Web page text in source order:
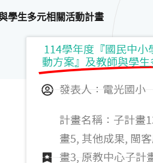
學生多元相關活動計畫
114學年度『國民中小
動方案』及教師與學
發表人：電光國小
計畫名稱：子計畫
畫5, 其他成果, 閩
畫3, 原教中心子計